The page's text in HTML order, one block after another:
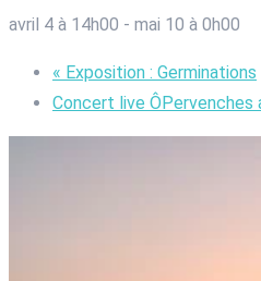
avril 4 à 14h00 - mai 10 à 0h00
« Exposition : Germinations
Concert live ÔPervenches